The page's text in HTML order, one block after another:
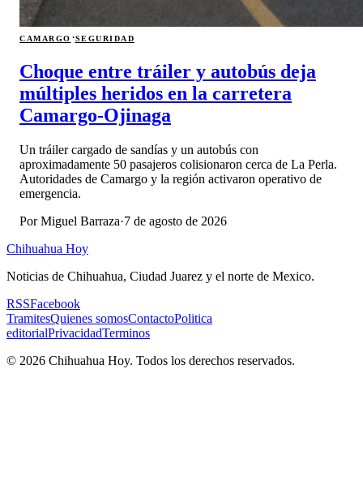
CAMARGO ·SEGURIDAD
Choque entre tráiler y autobús deja
múltiples heridos en la carretera
Camargo-Ojinaga
Un tráiler cargado de sandías y un autobús con
aproximadamente 50 pasajeros colisionaron cerca de La Perla.
Autoridades de Camargo y la región activaron operativo de
emergencia.
PorMiguel Barraza·7 de agosto de 2026
Chihuahua Hoy
Noticias de Chihuahua, Ciudad Juarez y el norte de Mexico.
RSSFacebook
TramitesQuienes somosContactoPolitica
editorialPrivacidadTerminos
© 2026 Chihuahua Hoy. Todos los derechos reservados.